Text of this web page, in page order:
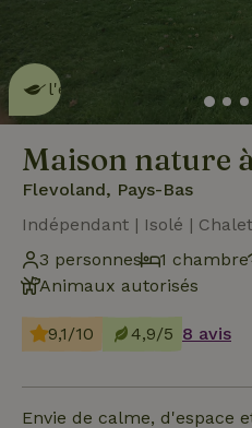
Cette Maison Nature fait
l'effet
en savoir plus
Maison nature
Flevoland, Pays-Bas
Indépendant | Isolé | Chalet
3 personnes
1 chambre
Animaux autorisés
9,1/10 4,9/5 8 avis
Envie de calme, d'espace